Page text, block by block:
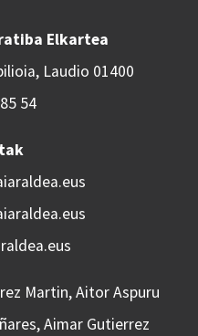
Elkartea
Laudio 01400
54
Martin, Aitor Aspuru
Aimar Gutierrez